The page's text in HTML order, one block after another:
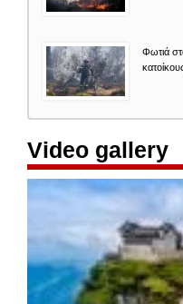
Φωτιά
Video gallery